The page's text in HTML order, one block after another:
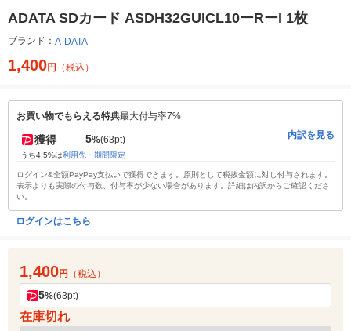
ADATA SDカード ASDH32GUICL10ーRーI 1枚
ブランド： A-DATA
1,400円 （税込）
お買い物でもらえる特典最大付与率7%
獲得 5%(63pt)
うち4.5%は利用先・期間限定
内訳を見る
ログイン&全額PayPay支払いで獲得できます。原則として税抜金額に対し付与されます。
表示よりも実際の付与数、付与率が少ない場合があります。詳細は内訳からご確認くださ
い。
ログインはこちら
1,400円 （税込）
5%(63pt)
在庫切れ